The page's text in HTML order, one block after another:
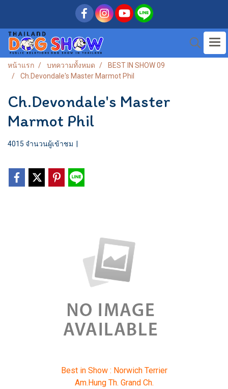
หน้าแรก บทความทั้งหมด
BEST IN SHOW 09
Ch.Devondale's Master Marmot Phil
Ch.Devondale's Master
Marmot Phil
4015 จำนวนผู้เข้าชม
Best in Show : Norwich Terrier
Am.Hung Th. Grand Ch.